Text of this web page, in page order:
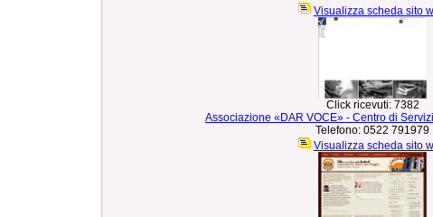
Visualizza scheda sito
Click ricevuti: 7382
Associazione «DAR VOCE» - Centro di
Telefono: 0522 791979
Visualizza scheda sito